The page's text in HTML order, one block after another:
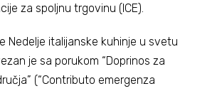
za spoljnu trgovinu (ICE).
Nedelje italijanske kuhinje u svetu
je sa porukom “Doprinos za
(“Contributo emergenza